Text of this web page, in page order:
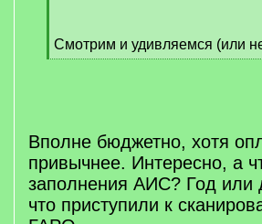
Смотрим и удивляемся (или
[
Вполне бюджетно, хотя
привычнее. Интересно, а
заполнения АИС? Год
что приступили к